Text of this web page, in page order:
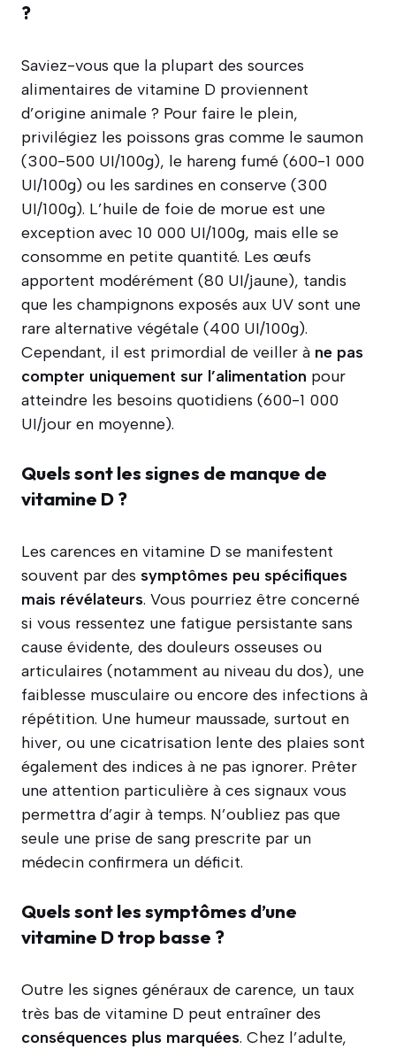
?
Saviez-vous que la plupart des sources
alimentaires de vitamine D proviennent
d’origine animale ? Pour faire le plein,
privilégiez les poissons gras comme le saumon
(300-500 UI/100g), le hareng fumé (600-1 000
UI/100g) ou les sardines en conserve (300
UI/100g). L’huile de foie de morue est une
exception avec 10 000 UI/100g, mais elle se
consomme en petite quantité. Les œufs
apportent modérément (80 UI/jaune), tandis
que les champignons exposés aux UV sont une
rare alternative végétale (400 UI/100g).
Cependant, il est primordial de veiller à ne pas
compter uniquement sur l’alimentation pour
atteindre les besoins quotidiens (600-1 000
UI/jour en moyenne).
Quels sont les signes de manque de
vitamine D ?
Les carences en vitamine D se manifestent
souvent par des symptômes peu spécifiques
mais révélateurs. Vous pourriez être concerné
si vous ressentez une fatigue persistante sans
cause évidente, des douleurs osseuses ou
articulaires (notamment au niveau du dos), une
faiblesse musculaire ou encore des infections à
répétition. Une humeur maussade, surtout en
hiver, ou une cicatrisation lente des plaies sont
également des indices à ne pas ignorer. Prêter
une attention particulière à ces signaux vous
permettra d’agir à temps. N’oubliez pas que
seule une prise de sang prescrite par un
médecin confirmera un déficit.
Quels sont les symptômes d’une
vitamine D trop basse ?
Outre les signes généraux de carence, un taux
très bas de vitamine D peut entraîner des
conséquences plus marquées. Chez l’adulte,